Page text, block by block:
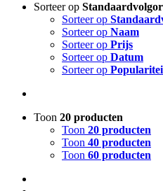
Sorteer op
Sorteer op
Sorteer op Naam
Sorteer op Prijs
Sorteer op Datum
Sorteer op
Toon 20 producten
Toon 20 producten
Toon 40 producten
Toon 60 producten